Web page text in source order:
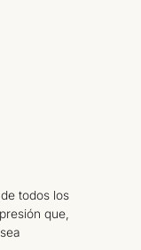
todos los
que,